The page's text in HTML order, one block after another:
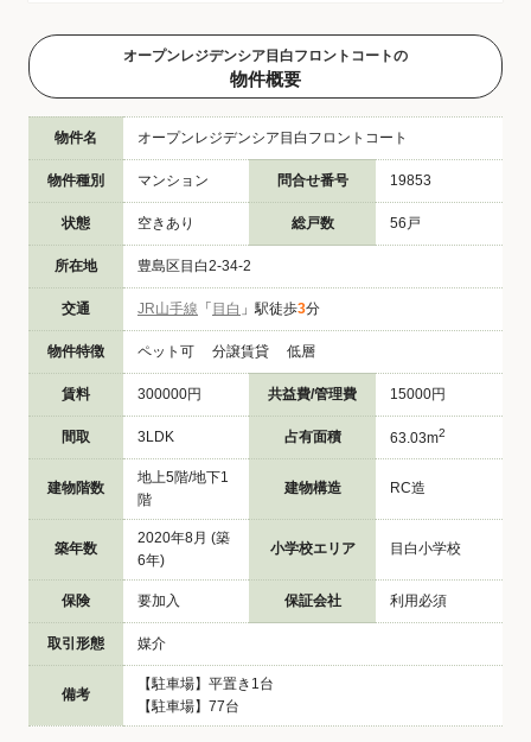
オープンレジデンシア目白フロントコートの
物件概要
物件名 オープンレジデンシア目白フロントコート
物件種別 マンション 問合せ番号 19853
状態 空きあり 総戸数 56戸
所在地 豊島区目白2-34-2
交通 JR山手線 「 目白 」駅徒歩3分
物件特徴 ペット可 分譲賃貸 低層
賃料 300000円 共益費/管理費 15000円
間取 3LDK 占有面積 63.03m2
建物階数
地上5階/地下1
階
建物構造 RC造
築年数
2020年8月 (築
6年)
小学校エリア 目白小学校
保険 要加入 保証会社 利用必須
取引形態 媒介
備考
【駐車場】平置き1台
【駐車場】77台